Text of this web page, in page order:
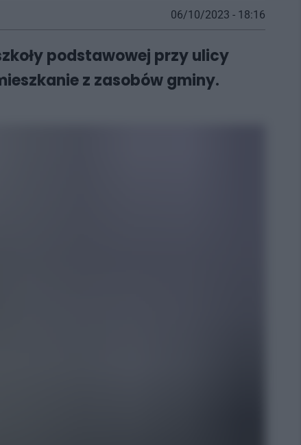
06/10/2023 - 18:16
podstawowej przy ulicy
z zasobów gminy.